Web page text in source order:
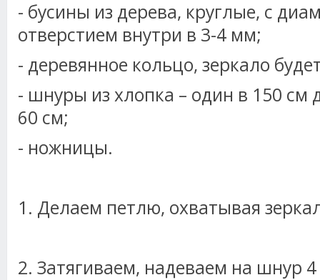
- бусины из дерева, круглые, с
отверстием внутри в 3-4 мм;
- деревянное кольцо, зеркало
- шнуры из хлопка – один в 150 см
60 см;
- ножницы.
1. Делаем петлю, охватывая
2. Затягиваем, надеваем на шнур